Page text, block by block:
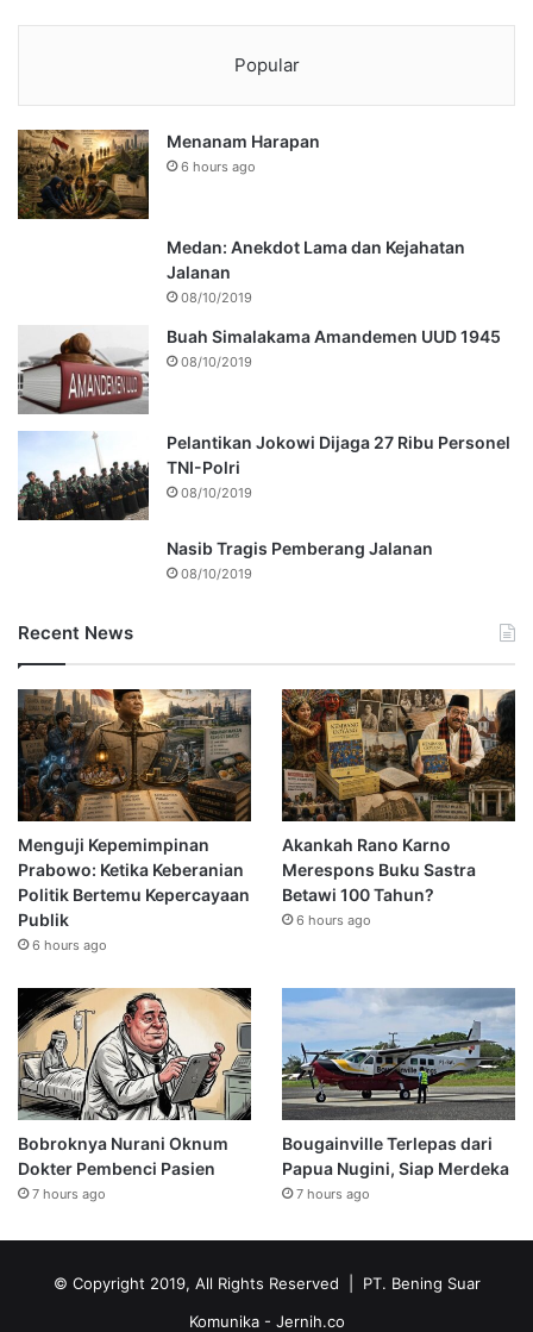
Popular
Menanam Harapan
6 hours ago
Medan: Anekdot Lama dan Kejahatan
Jalanan
08/10/2019
Buah Simalakama Amandemen UUD 1945
08/10/2019
Pelantikan Jokowi Dijaga 27 Ribu Personel
TNI-Polri
08/10/2019
Nasib Tragis Pemberang Jalanan
08/10/2019
Recent News
Menguji Kepemimpinan
Prabowo: Ketika Keberanian
Politik Bertemu Kepercayaan
Publik
6 hours ago
Akankah Rano Karno
Merespons Buku Sastra
Betawi 100 Tahun?
6 hours ago
Bobroknya Nurani Oknum
Dokter Pembenci Pasien
7 hours ago
Bougainville Terlepas dari
Papua Nugini, Siap Merdeka
7 hours ago
© Copyright 2019, All Rights Reserved | PT. Bening Suar
Komunika - Jernih.co